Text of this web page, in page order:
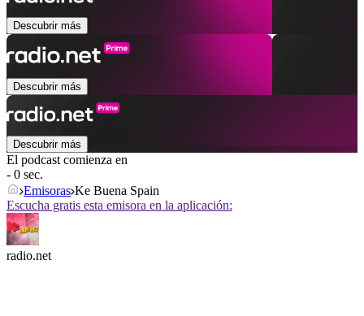
Descubrir más
Descubrir más
Descubrir más
El podcast comienza en
- 0 sec.
Emisoras Ke Buena Spain
Escucha gratis esta emisora en la aplicación:
radio.net